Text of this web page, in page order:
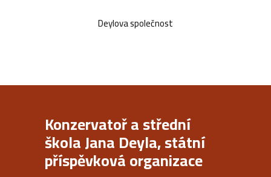
Deylova společnost
Konzervatoř a střední
škola Jana Deyla, státní
příspěvková organizace